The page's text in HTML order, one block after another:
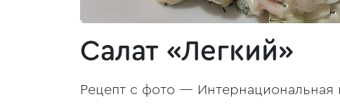
Салат «Легкий»
Рецепт с фото — Интернациональная